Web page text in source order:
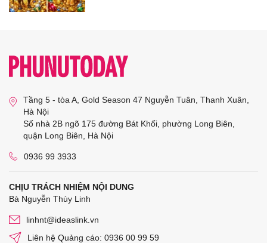
Tầng 5 - tòa A, Gold Season 47 Nguyễn Tuân, Thanh Xuân,
Hà Nội
Số nhà 2B ngõ 175 đường Bát Khối, phường Long Biên,
quận Long Biên, Hà Nội
0936 99 3933
CHỊU TRÁCH NHIỆM NỘI DUNG
Bà Nguyễn Thùy Linh
linhnt@ideaslink.vn
Liên hệ Quảng cáo: 0936 00 99 59